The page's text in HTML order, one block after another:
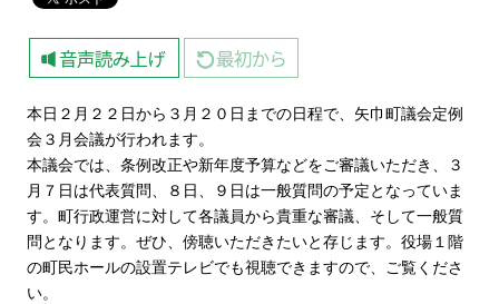
本日２月２２日から３月２０日までの日程で、矢巾町議会定例
会３月会議が行われます。
本議会では、条例改正や新年度予算などをご審議いただき、３
月７日は代表質問、８日、９日は一般質問の予定となっていま
す。町行政運営に対して各議員から貴重な審議、そして一般質
問となります。ぜひ、傍聴いただきたいと存じます。役場１階
の町民ホールの設置テレビでも視聴できますので、ご覧くださ
い。